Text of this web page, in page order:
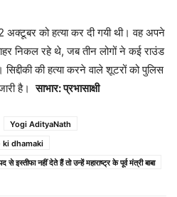
अक्टूबर को हत्या कर दी गयी थी। वह अपने
निकल रहे थे, जब तीन लोगों ने कई राउंड
की हत्या करने वाले शूटरों को पुलिस
है।साभार: प्रभासाक्षी
Yogi AdityaNath
ki dhamaki
नहीं देते हैं तो उन्हें महाराष्ट्र के पूर्व मंत्री बाबा